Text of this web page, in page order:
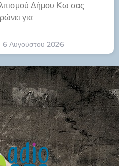
Δήμου Κω σας
για
6 Αυγούστου 2026